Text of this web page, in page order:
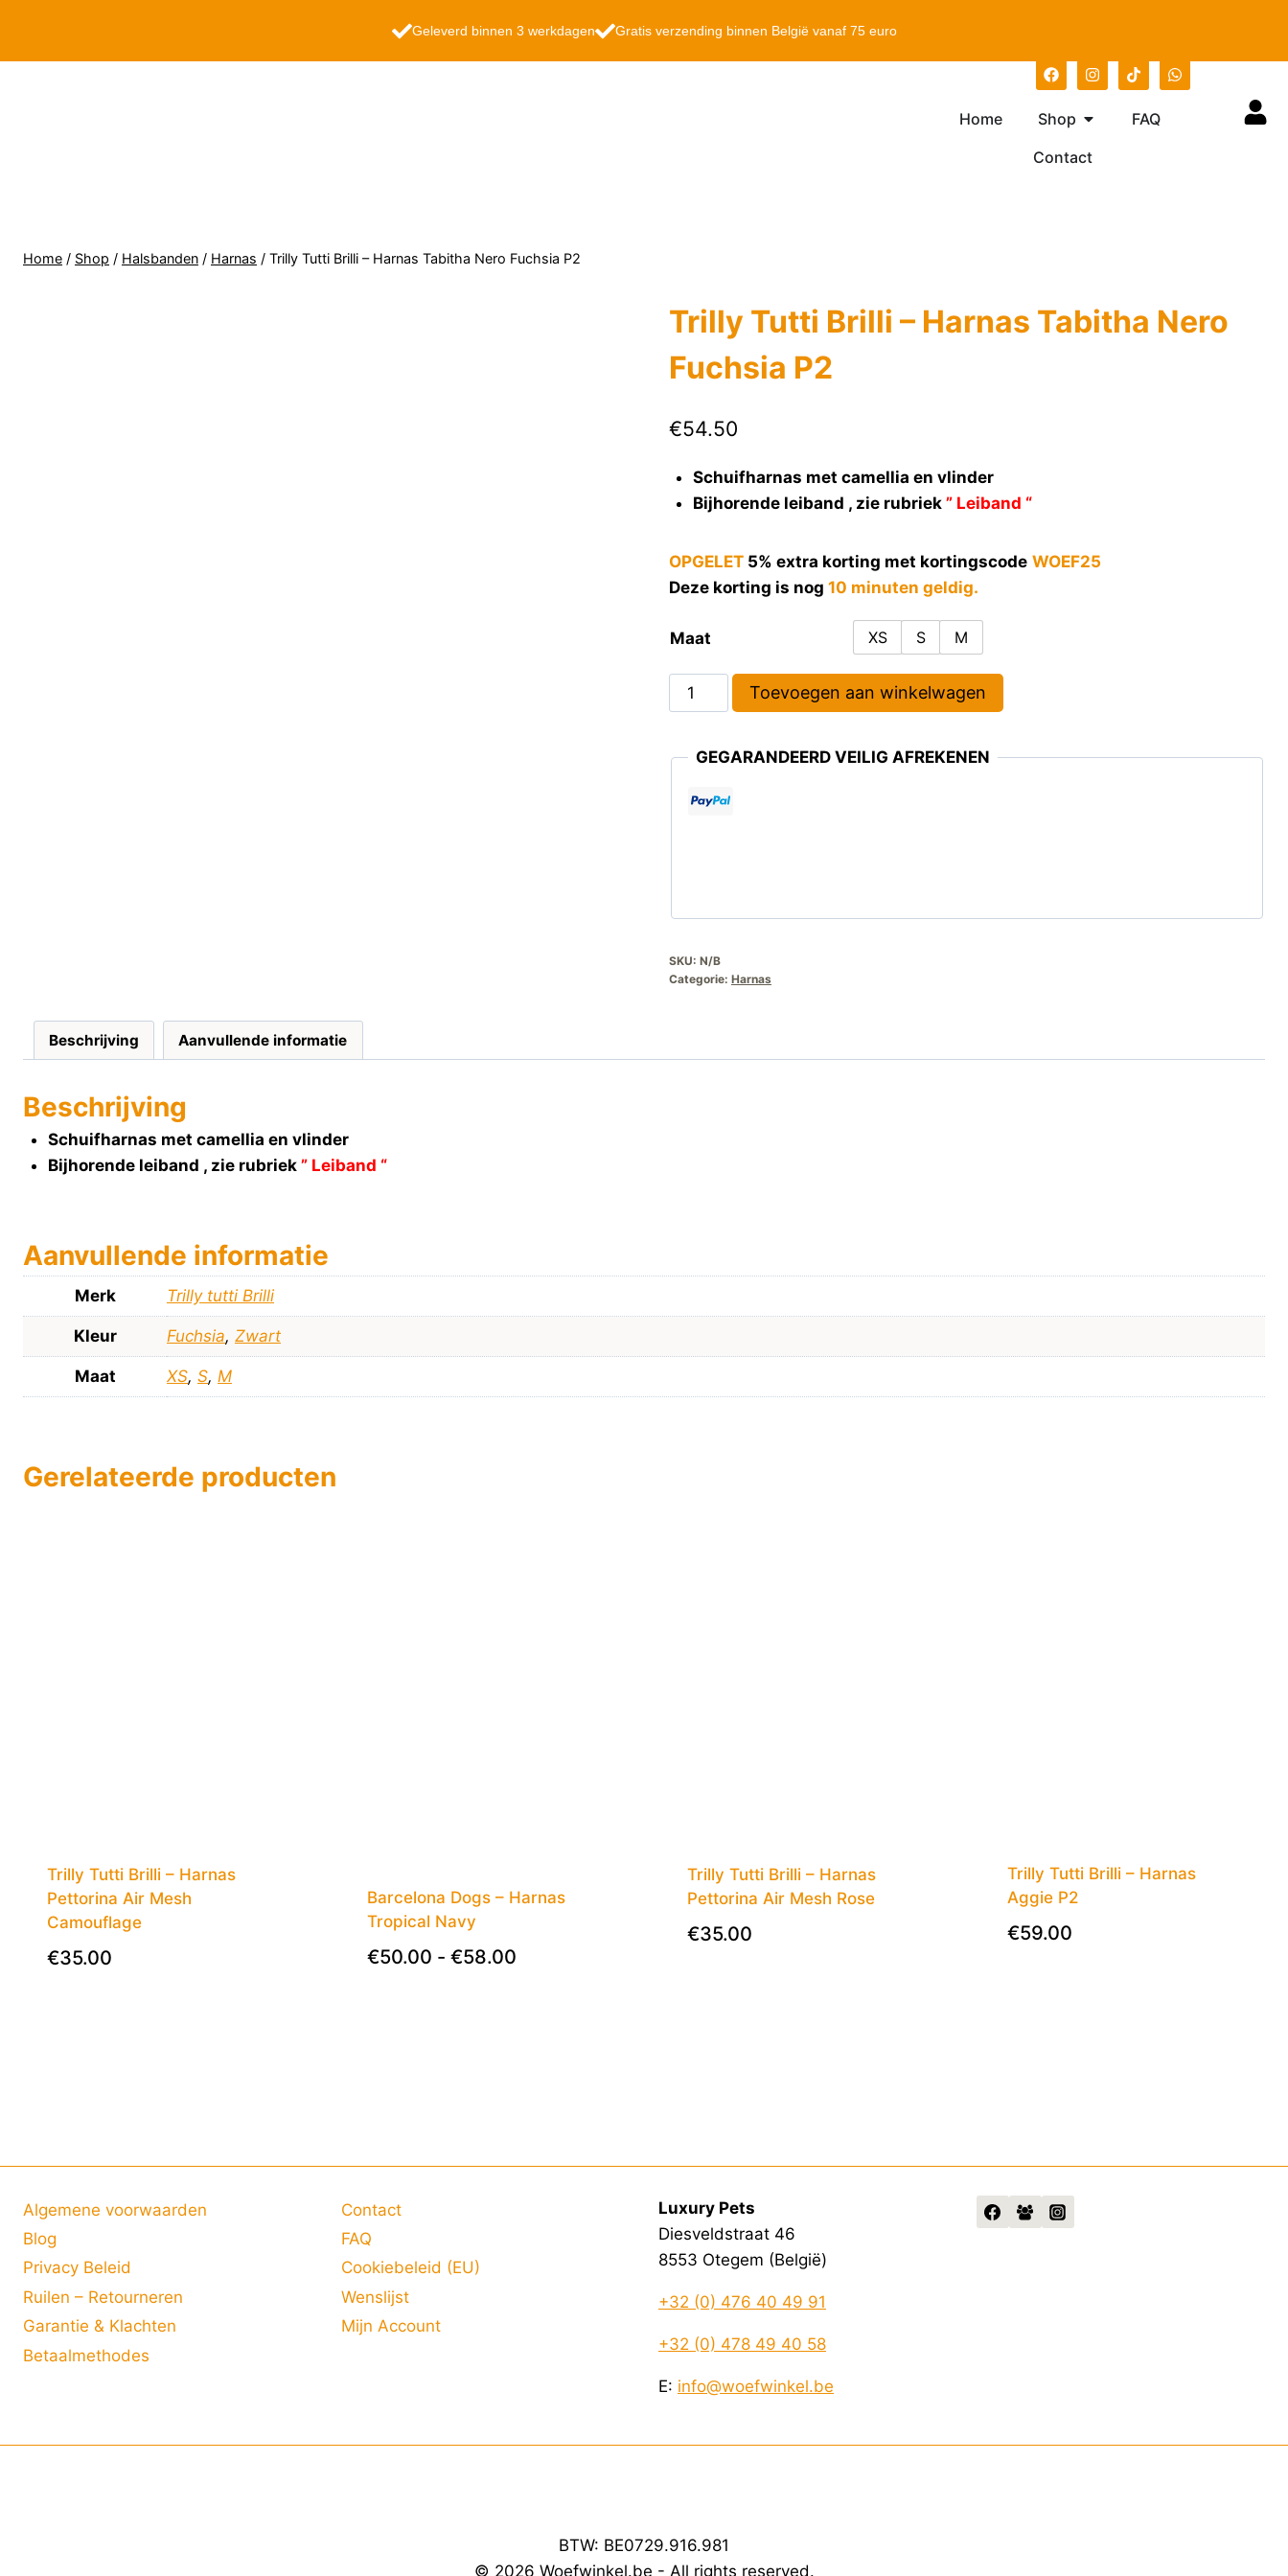
Geleverd binnen 3 werkdagen Gratis verzending binnen België vanaf 75 euro
Home Shop
FAQ
Contact
Home / Shop / Halsbanden / Harnas / Trilly Tutti Brilli – Harnas Tabitha Nero Fuchsia P2
Trilly Tutti Brilli – Harnas Tabitha Nero
Fuchsia P2
€54.50
Schuifharnas met camellia en vlinder
Bijhorende leiband , zie rubriek ” Leiband “
OPGELET5% extra korting met kortingscode WOEF25
Deze korting is nog 10 minuten geldig.
Maat XS S M
Toevoegen aan winkelwagen
GEGARANDEERD VEILIG AFREKENEN
SKU: N/B
Categorie: Harnas
Beschrijving Aanvullende informatie
Beschrijving
Schuifharnas met camellia en vlinder
Bijhorende leiband , zie rubriek” Leiband “
Aanvullende informatie
Merk Trilly tutti Brilli
Kleur Fuchsia, Zwart
Maat XS, S, M
Gerelateerde producten
Trilly Tutti Brilli – Harnas
Pettorina Air Mesh
Camouflage
€35.00
Barcelona Dogs – Harnas
Tropical Navy
€50.00 - €58.00
Trilly Tutti Brilli – Harnas
Pettorina Air Mesh Rose
€35.00
Trilly Tutti Brilli – Harnas
Aggie P2
€59.00
Algemene voorwaarden
Blog
Privacy Beleid
Ruilen – Retourneren
Garantie & Klachten
Betaalmethodes
Contact
FAQ
Cookiebeleid (EU)
Wenslijst
Mijn Account
Luxury Pets
Diesveldstraat 46
8553 Otegem (België)
+32 (0) 476 40 49 91
+32 (0) 478 49 40 58
E: info@woefwinkel.be
BTW: BE0729.916.981
© 2026 Woefwinkel.be - All rights reserved.